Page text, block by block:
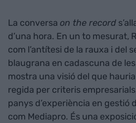
La conversa on the record
d’una hora. En un to mesurat,
com l’antítesi de la rauxa i del
blaugrana en cadascuna de
mostra una visió del que
regida per criteris
panys d’experiència en gestió
com Mediapro. És una